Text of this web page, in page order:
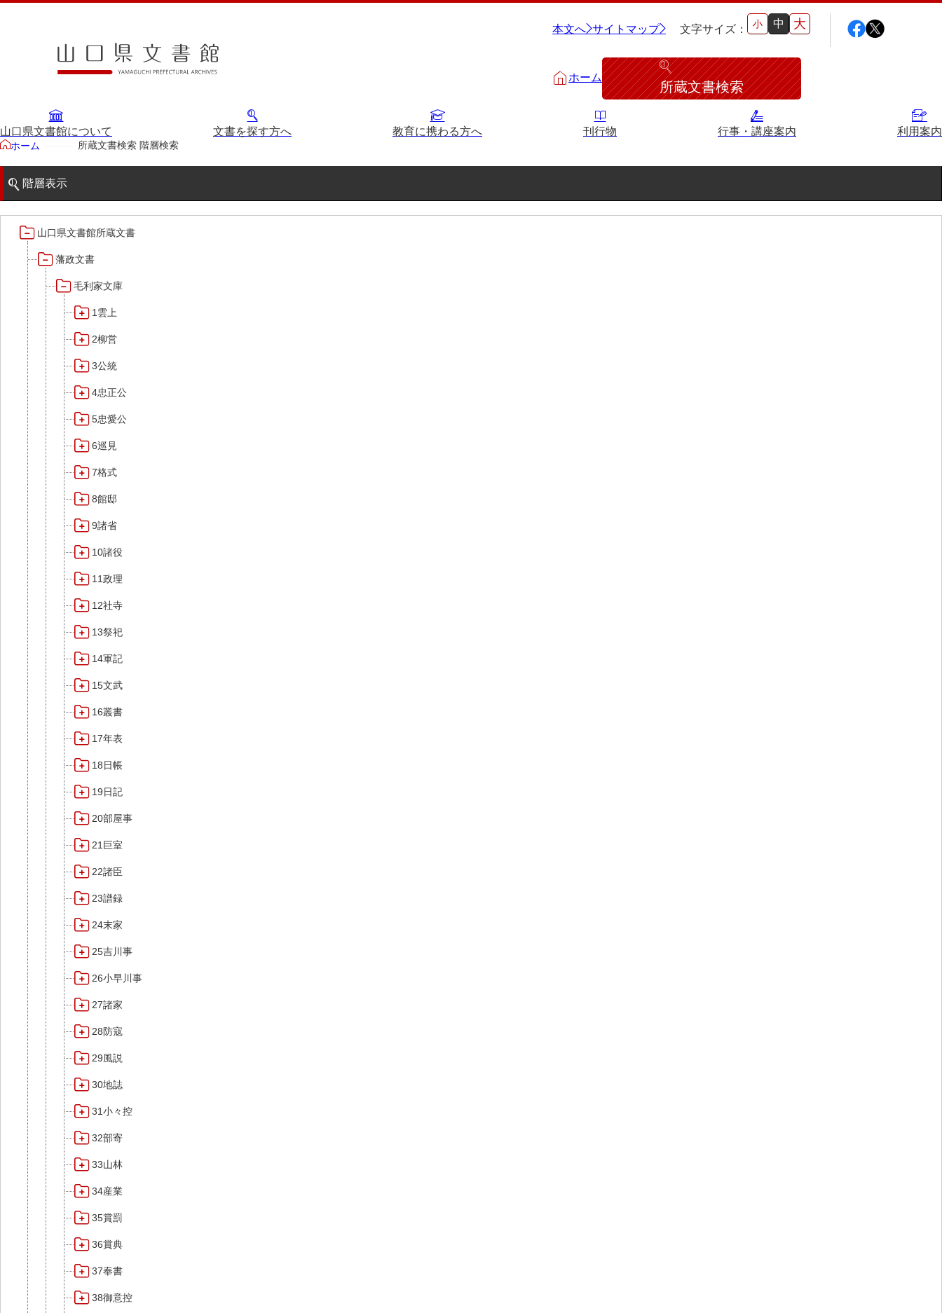
本文へ サイトマップ 文字サイズ： 小 中 大
ホーム
所蔵文書検索
山口県文書館について 文書を探す方へ 教育に携わる方へ 刊行物 行事・講座案内 利用案内
ホーム 所蔵文書検索 階層検索
階層表示
山口県文書館所蔵文書
藩政文書
毛利家文庫
1雲上
2柳営
3公統
4忠正公
5忠愛公
6巡見
7格式
8館邸
9諸省
10諸役
11政理
12社寺
13祭祀
14軍記
15文武
16叢書
17年表
18日帳
19日記
20部屋事
21巨室
22諸臣
23譜録
24末家
25吉川事
26小早川事
27諸家
28防寇
29風説
30地誌
31小々控
32部寄
33山林
34産業
35賞罰
36賞典
37奉書
38御意控